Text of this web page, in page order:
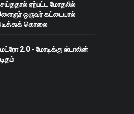
ஏற்பட்ட மோதலில்
ஒருவர் கட்டையால்
கொலை
2.0 - மோடிக்கு ஸ்டாலின்